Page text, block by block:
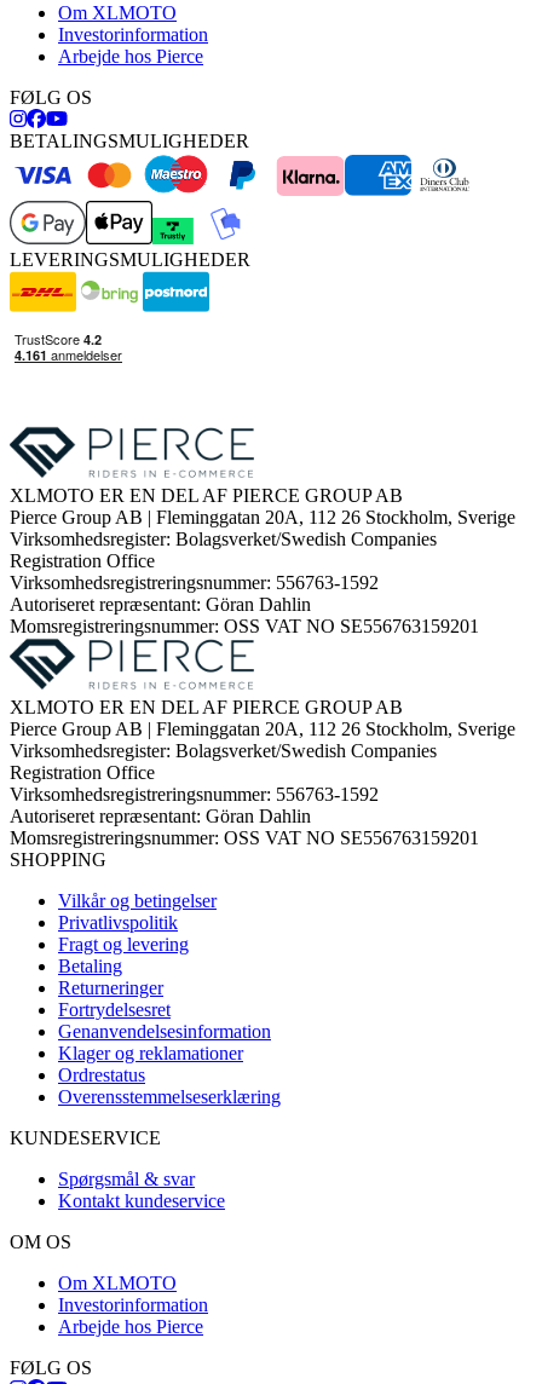
Om XLMOTO
Investorinformation
Arbejde hos Pierce
FØLG OS
BETALINGSMULIGHEDER
LEVERINGSMULIGHEDER
XLMOTO ER EN DEL AF PIERCE GROUP AB
Pierce Group AB | Fleminggatan 20A, 112 26 Stockholm, Sverige
Virksomhedsregister: Bolagsverket/Swedish Companies
Registration Office
Virksomhedsregistreringsnummer: 556763-1592
Autoriseret repræsentant: Göran Dahlin
Momsregistreringsnummer: OSS VAT NO SE556763159201
XLMOTO ER EN DEL AF PIERCE GROUP AB
Pierce Group AB | Fleminggatan 20A, 112 26 Stockholm, Sverige
Virksomhedsregister: Bolagsverket/Swedish Companies
Registration Office
Virksomhedsregistreringsnummer: 556763-1592
Autoriseret repræsentant: Göran Dahlin
Momsregistreringsnummer: OSS VAT NO SE556763159201
SHOPPING
Vilkår og betingelser
Privatlivspolitik
Fragt og levering
Betaling
Returneringer
Fortrydelsesret
Genanvendelsesinformation
Klager og reklamationer
Ordrestatus
Overensstemmelseserklæring
KUNDESERVICE
Spørgsmål & svar
Kontakt kundeservice
OM OS
Om XLMOTO
Investorinformation
Arbejde hos Pierce
FØLG OS